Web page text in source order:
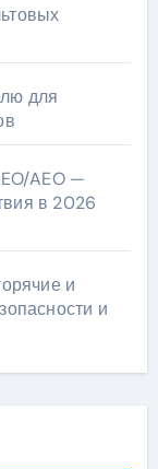
для
AEO —
в 2026
и
и